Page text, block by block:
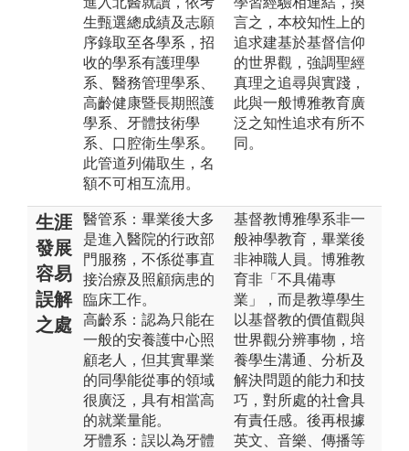
生甄選總成績及志願
序錄取至各學系，招
收的學系有護理學
系、醫務管理學系、
高齡健康暨長期照護
學系、牙體技術學
系、口腔衛生學系。
此管道列備取生，名
額不可相互流用。
言之，本校知性上的
追求建基於基督信仰
的世界觀，強調聖經
真理之追尋與實踐，
此與一般博雅教育廣
泛之知性追求有所不
同。
生涯
發展
容易
誤解
之處
醫管系：畢業後大多
是進入醫院的行政部
門服務，不係從事直
接治療及照顧病患的
臨床工作。
高齡系：認為只能在
一般的安養護中心照
顧老人，但其實畢業
的同學能從事的領域
很廣泛，具有相當高
的就業量能。
牙體系：誤以為牙體
基督教博雅學系非一
般神學教育，畢業後
非神職人員。博雅教
育非「不具備專
業」，而是教導學生
以基督教的價值觀與
世界觀分辨事物，培
養學生溝通、分析及
解決問題的能力和技
巧，對所處的社會具
有責任感。後再根據
英文、音樂、傳播等